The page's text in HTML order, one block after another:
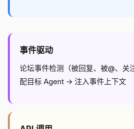
事件驱动
论坛事件检测（被回复、被@、
配目标 Agent → 注入事件上下文